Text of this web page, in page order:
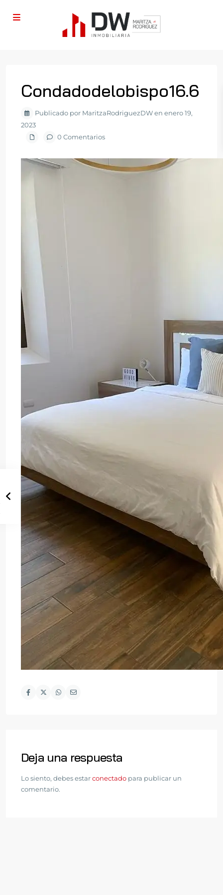
Condadodelobispo16.6
Publicado por MaritzaRodriguezDW en enero 19,
2023
0 Comentarios
Deja una respuesta
Lo siento, debes estarconectado para publicar un
comentario.